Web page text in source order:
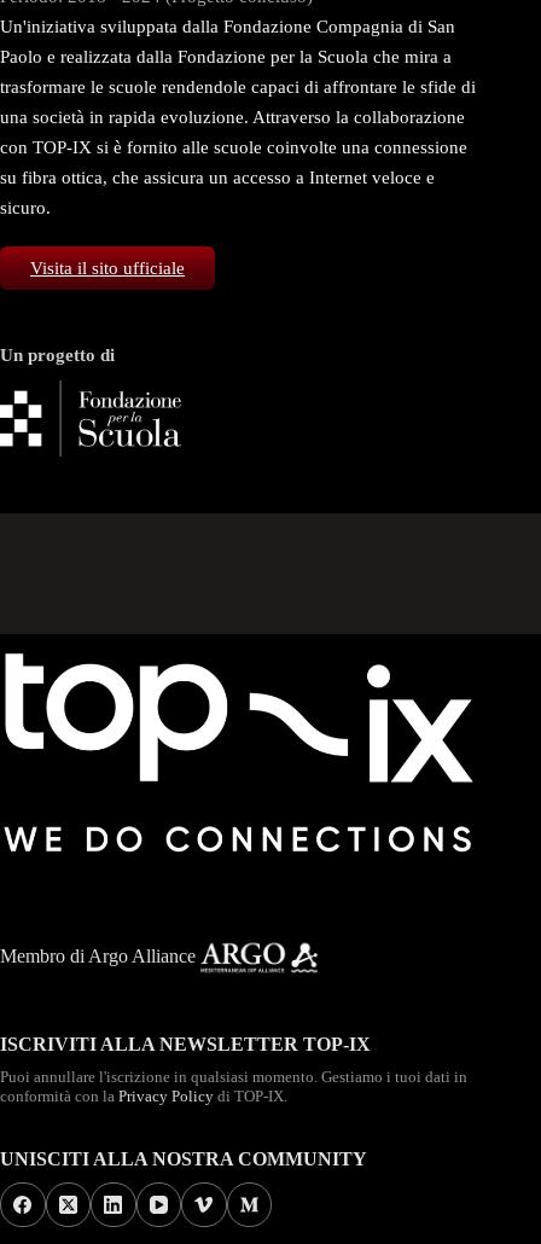
Un'iniziativa sviluppata dalla Fondazione Compagnia di San
Paolo e realizzata dalla Fondazione per la Scuola che mira a
trasformare le scuole rendendole capaci di affrontare le sfide di
una società in rapida evoluzione. Attraverso la collaborazione
con TOP-IX si è fornito alle scuole coinvolte una connessione
su fibra ottica, che assicura un accesso a Internet veloce e
sicuro.
Visita il sito ufficiale
Un progetto di
Membro di Argo Alliance
ISCRIVITI ALLA NEWSLETTER TOP-IX
Puoi annullare l'iscrizione in qualsiasi momento. Gestiamo i tuoi dati in
conformità con la Privacy Policy di TOP-IX.
UNISCITI ALLA NOSTRA COMMUNITY